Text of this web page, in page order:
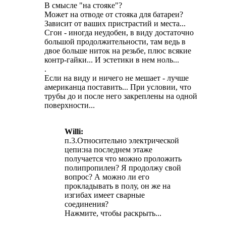
В смысле "на стояке"?
Может на отводе от стояка для батареи?
Зависит от ваших пристрастий и места...
Сгон - иногда неудобен, в виду достаточно
большой продолжительности, там ведь в
двое больше ниток на резьбе, плюс всякие
контр-гайки... И эстетики в нем ноль...
.
Если на виду и ничего не мешает - лучше
американца поставить... При условии, что
трубы до и после него закреплены на одной
поверхности...
Willi:
п.3.Относительно электрической
цепи:на последнем этаже
получается что можно проложить
полипропилен? Я продолжу свой
вопрос? А можно ли его
прокладывать в полу, он же на
изгибах имеет сварные
соединения?
Нажмите, чтобы раскрыть...